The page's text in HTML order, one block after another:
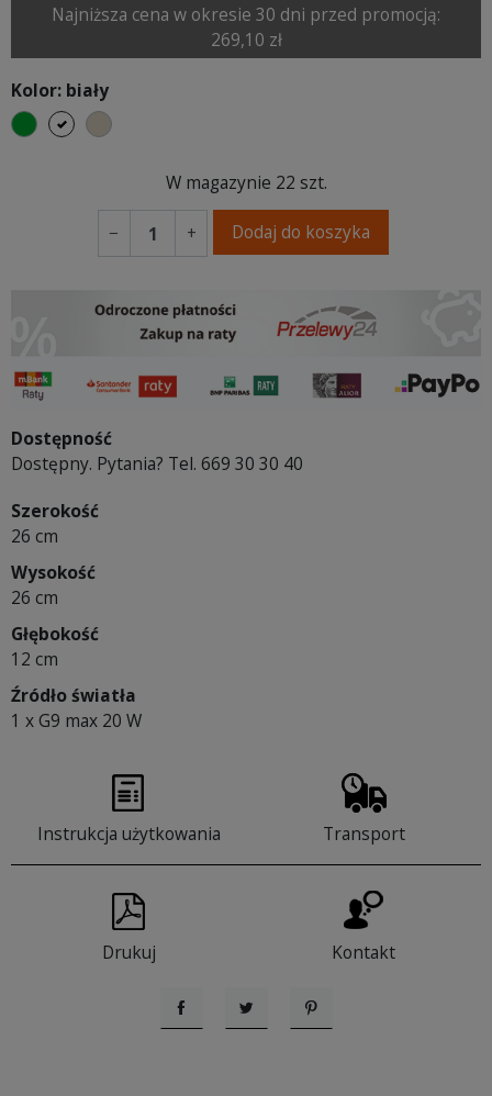
Najniższa cena w okresie 30 dni przed promocją:
269,10 zł
Kolor: biały
zielonybiałybeżowy
W magazynie 22 szt.
− + Dodaj do koszyka
Dostępność
Dostępny. Pytania? Tel. 669 30 30 40
Szerokość
26 cm
Wysokość
26 cm
Głębokość
12 cm
Źródło światła
1 x G9 max 20 W
Instrukcja użytkowania Transport
Drukuj Kontakt
UdostępnijTweetujPinterest